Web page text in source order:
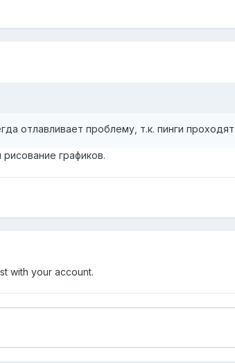
отлавливает проблему, т.к. пинги
рисование графиков.
with your account.